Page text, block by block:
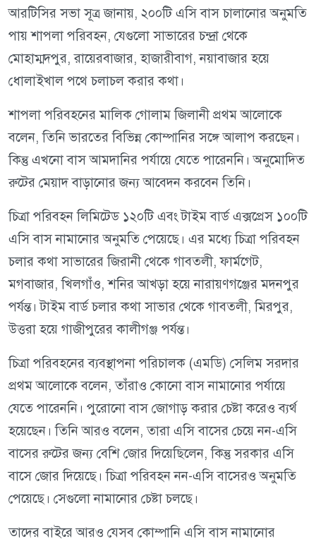
আরটিসির সভা সূত্র জানায়, ২০০টি এসি বাস চালানোর অনুমতি
পায় শাপলা পরিবহন, যেগুলো সাভারের চন্দ্রা থেকে
মোহাম্মদপুর, রায়েরবাজার, হাজারীবাগ, নয়াবাজার হয়ে
ধোলাইখাল পথে চলাচল করার কথা।
শাপলা পরিবহনের মালিক গোলাম জিলানী প্রথম আলোকে
বলেন, তিনি ভারতের বিভিন্ন কোম্পানির সঙ্গে আলাপ করছেন।
কিন্তু এখনো বাস আমদানির পর্যায়ে যেতে পারেননি। অনুমোদিত
রুটের মেয়াদ বাড়ানোর জন্য আবেদন করবেন তিনি।
চিত্রা পরিবহন লিমিটেড ১২০টি এবং টাইম বার্ড এক্সপ্রেস ১০০টি
এসি বাস নামানোর অনুমতি পেয়েছে। এর মধ্যে চিত্রা পরিবহন
চলার কথা সাভারের জিরানী থেকে গাবতলী, ফার্মগেট,
মগবাজার, খিলগাঁও, শনির আখড়া হয়ে নারায়ণগঞ্জের মদনপুর
পর্যন্ত। টাইম বার্ড চলার কথা সাভার থেকে গাবতলী, মিরপুর,
উত্তরা হয়ে গাজীপুরের কালীগঞ্জ পর্যন্ত।
চিত্রা পরিবহনের ব্যবস্থাপনা পরিচালক (এমডি) সেলিম সরদার
প্রথম আলোকে বলেন, তাঁরাও কোনো বাস নামানোর পর্যায়ে
যেতে পারেননি। পুরোনো বাস জোগাড় করার চেষ্টা করেও ব্যর্থ
হয়েছেন। তিনি আরও বলেন, তারা এসি বাসের চেয়ে নন-এসি
বাসের রুটের জন্য বেশি জোর দিয়েছিলেন, কিন্তু সরকার এসি
বাসে জোর দিয়েছে। চিত্রা পরিবহন নন-এসি বাসেরও অনুমতি
পেয়েছে। সেগুলো নামানোর চেষ্টা চলছে।
তাদের বাইরে আরও যেসব কোম্পানি এসি বাস নামানোর